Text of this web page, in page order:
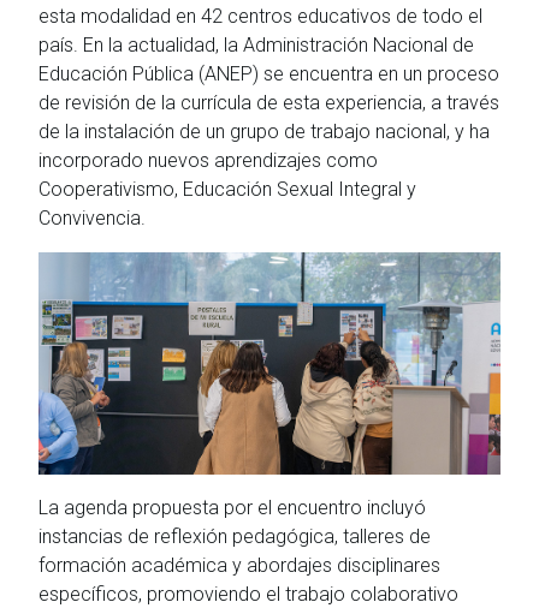
esta modalidad en 42 centros educativos de todo el
país. En la actualidad, la Administración Nacional de
Educación Pública (ANEP) se encuentra en un proceso
de revisión de la currícula de esta experiencia, a través
de la instalación de un grupo de trabajo nacional, y ha
incorporado nuevos aprendizajes como
Cooperativismo, Educación Sexual Integral y
Convivencia.
La agenda propuesta por el encuentro incluyó
instancias de reflexión pedagógica, talleres de
formación académica y abordajes disciplinares
específicos, promoviendo el trabajo colaborativo